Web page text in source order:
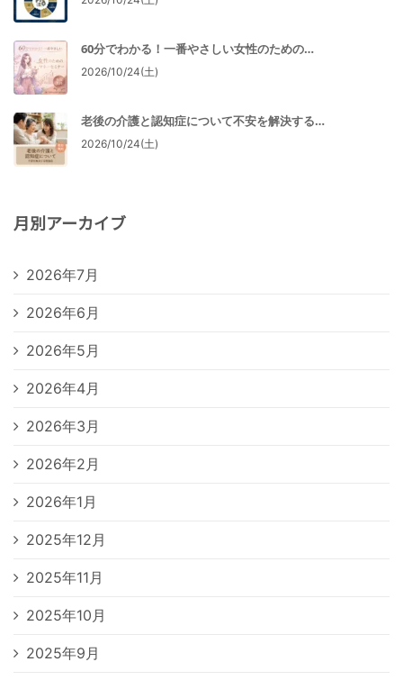
60分でわかる！一番やさしい女性のための…
2026/10/24(土)
老後の介護と認知症について不安を解決する…
2026/10/24(土)
月別アーカイブ
2026年7月
2026年6月
2026年5月
2026年4月
2026年3月
2026年2月
2026年1月
2025年12月
2025年11月
2025年10月
2025年9月